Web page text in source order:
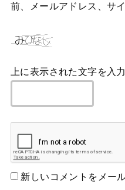
前、メールアドレス、サ
上に表示された文字を入
新しいコメントをメー